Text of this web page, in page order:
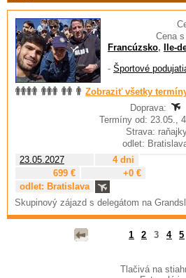
Cena
Francúzsko, Ile-
- Športové
Zobraziť všetky
Doprava:
Termíny od: 23.05.,
Strava:
odlet:
23.05.2027
4 dni
699 €
+0 €
odlet: Bratislava
Skupinový zájazd s delegátom na
1 2 3 4 5
Tlačivá na